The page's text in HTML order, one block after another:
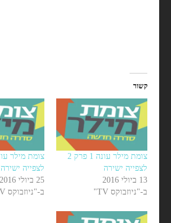
קשור
צומת מילר עונה 1 פרק 2
לצפייה ישירה
13 ביולי 2016
ב-"ניוזבוקס TV"
לצפייה ישירה
25 ביולי 2016
ב-"ניוזבוקס TV"